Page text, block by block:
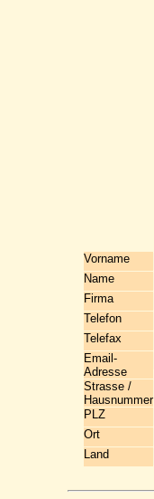
Vorname
Name
Firma
Telefon
Telefax
Email-
Adresse
Strasse /
Hausnummer
PLZ
Ort
Land